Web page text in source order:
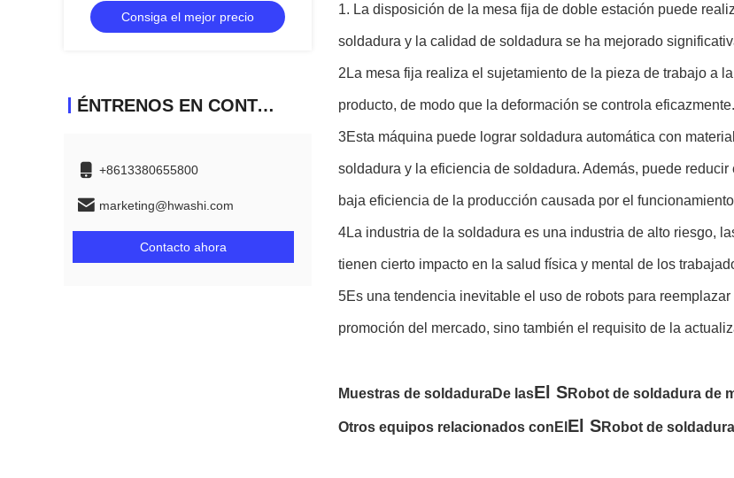
escape
Consiga el mejor precio
ÉNTRENOS EN CONTACTO CON
+8613380655800
marketing@hwashi.com
Contacto ahora
1. La disposición de la mesa fija de doble estación puede
soldadura y la calidad de soldadura se ha mejorado
2La mesa fija realiza el sujetamiento de la pieza de trabajo a
producto, de modo que la deformación se controla eficazmente.
3Esta máquina puede lograr soldadura automática con
soldadura y la eficiencia de soldadura. Además, puede
baja eficiencia de la producción causada por el
4La industria de la soldadura es una industria de alto riesgo,
tienen cierto impacto en la salud física y mental de los
5Es una tendencia inevitable el uso de robots para
promoción del mercado, sino también el requisito de la
Muestras de soldaduraDe lasEl SRobot de soldadura de
Otros equipos relacionados con El El SRobot de